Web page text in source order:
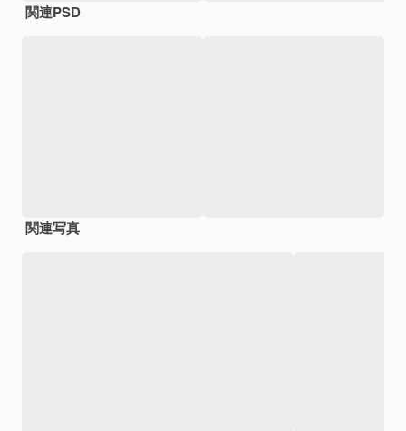
関連PSD
関連写真